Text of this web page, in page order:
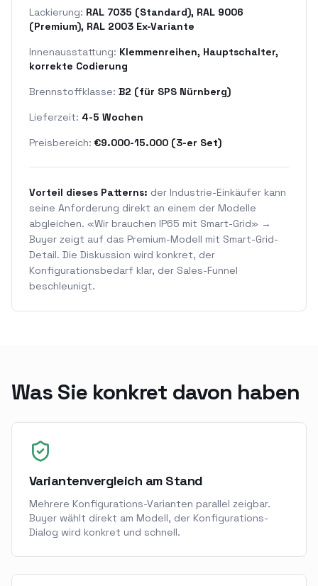
Lackierung: RAL 7035 (Standard), RAL 9006
(Premium), RAL 2003 Ex-Variante
Innenausstattung: Klemmenreihen, Hauptschalter,
korrekte Codierung
Brennstoffklasse: B2 (für SPS Nürnberg)
Lieferzeit: 4-5 Wochen
Preisbereich: €9.000-15.000 (3-er Set)
Vorteil dieses Patterns: der Industrie-Einkäufer kann
seine Anforderung direkt an einem der Modelle
abgleichen. «Wir brauchen IP65 mit Smart-Grid» →
Buyer zeigt auf das Premium-Modell mit Smart-Grid-
Detail. Die Diskussion wird konkret, der
Konfigurationsbedarf klar, der Sales-Funnel
beschleunigt.
Was Sie konkret davon haben
Variantenvergleich am Stand
Mehrere Konfigurations-Varianten parallel zeigbar.
Buyer wählt direkt am Modell, der Konfigurations-
Dialog wird konkret und schnell.